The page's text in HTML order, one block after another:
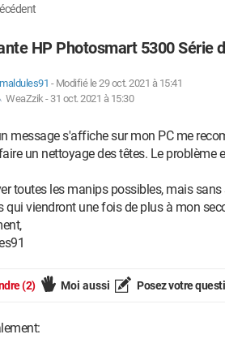
HP Photosmart 5300 Série
- Modifié le 29 oct. 2021 à 15:41
WeaZzik - 31 oct. 2021 à 15:30
message s'affiche sur mon PC me
un nettoyage des têtes. Le
toutes les manips possibles, mais sans
qui viendront une fois de plus à mon
(2) Moi aussi Posez votre